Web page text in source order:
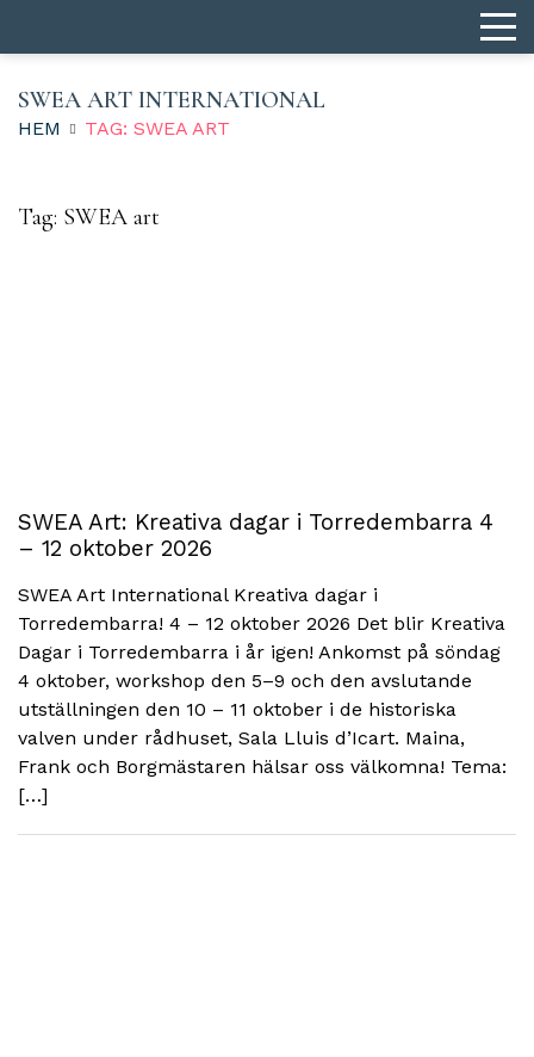
SWEA ART INTERNATIONAL
HEM TAG: SWEA ART
Tag: SWEA art
SWEA Art: Kreativa dagar i Torredembarra 4
– 12 oktober 2026
SWEA Art International Kreativa dagar i
Torredembarra! 4 – 12 oktober 2026 Det blir Kreativa
Dagar i Torredembarra i år igen! Ankomst på söndag
4 oktober, workshop den 5–9 och den avslutande
utställningen den 10 – 11 oktober i de historiska
valven under rådhuset, Sala Lluis d’Icart. Maina,
Frank och Borgmästaren hälsar oss välkomna! Tema:
[…]